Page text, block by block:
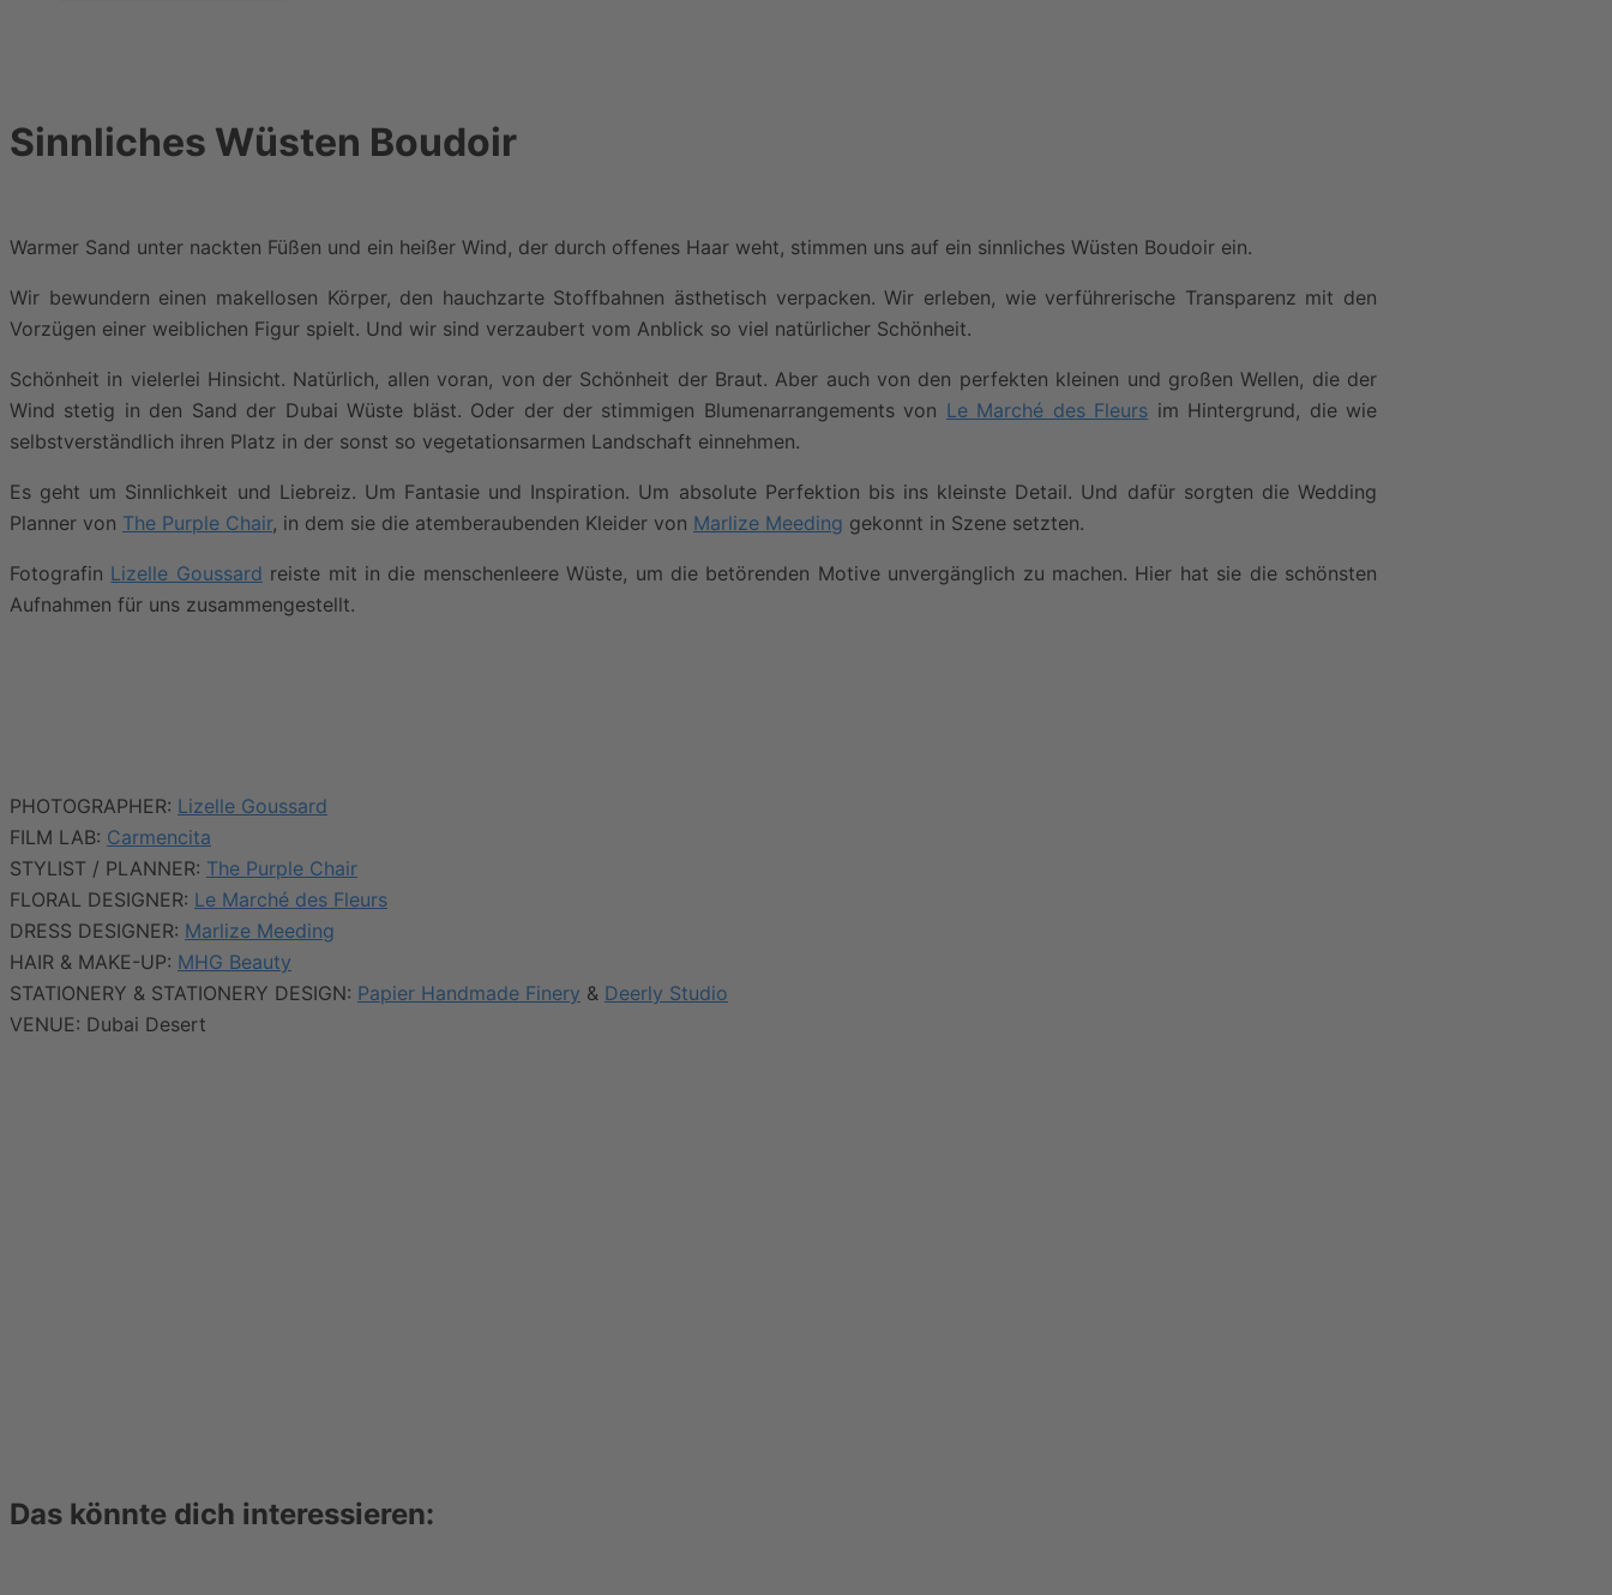
Sinnliches Wüsten Boudoir
Warmer Sand unter nackten Füßen und ein heißer Wind, der durch offenes Haar weht, stimmen uns auf ein sinnliches Wüsten Boudoir ein.
Wir bewundern einen makellosen Körper, den hauchzarte Stoffbahnen ästhetisch verpacken. Wir erleben, wie verführerische Transparenz mit den
Vorzügen einer weiblichen Figur spielt. Und wir sind verzaubert vom Anblick so viel natürlicher Schönheit.
Schönheit in vielerlei Hinsicht. Natürlich, allen voran, von der Schönheit der Braut. Aber auch von den perfekten kleinen und großen Wellen, die der
Wind stetig in den Sand der Dubai Wüste bläst. Oder der der stimmigen Blumenarrangements von Le Marché des Fleurs im Hintergrund, die wie
selbstverständlich ihren Platz in der sonst so vegetationsarmen Landschaft einnehmen.
Es geht um Sinnlichkeit und Liebreiz. Um Fantasie und Inspiration. Um absolute Perfektion bis ins kleinste Detail. Und dafür sorgten die Wedding
Planner von The Purple Chair, in dem sie die atemberaubenden Kleider von Marlize Meeding gekonnt in Szene setzten.
Fotografin Lizelle Goussard reiste mit in die menschenleere Wüste, um die betörenden Motive unvergänglich zu machen. Hier hat sie die schönsten
Aufnahmen für uns zusammengestellt.
PHOTOGRAPHER: Lizelle Goussard
FILM LAB: Carmencita
STYLIST / PLANNER: The Purple Chair
FLORAL DESIGNER: Le Marché des Fleurs
DRESS DESIGNER: Marlize Meeding
HAIR & MAKE-UP: MHG Beauty
STATIONERY & STATIONERY DESIGN: Papier Handmade Finery & Deerly Studio
VENUE: Dubai Desert
Das könnte dich interessieren: